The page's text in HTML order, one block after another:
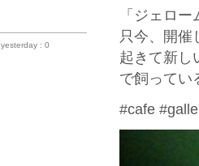
yesterday : 0
「ジェロ
只今、開催
起きて新し
で飼ってい
#cafe